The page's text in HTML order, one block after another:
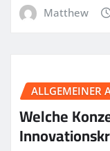
Matthew
ALLGEMEINER
Welche